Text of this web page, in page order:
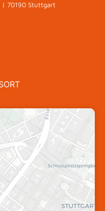
| 70190 Stuttgart